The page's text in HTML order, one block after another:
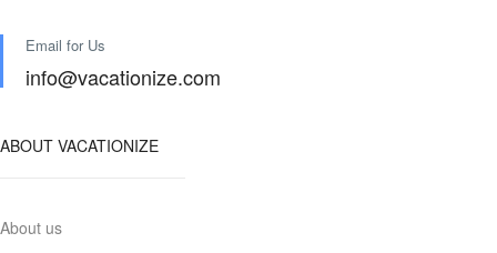
Email for Us
info@vacationize.com
ABOUT VACATIONIZE
About us